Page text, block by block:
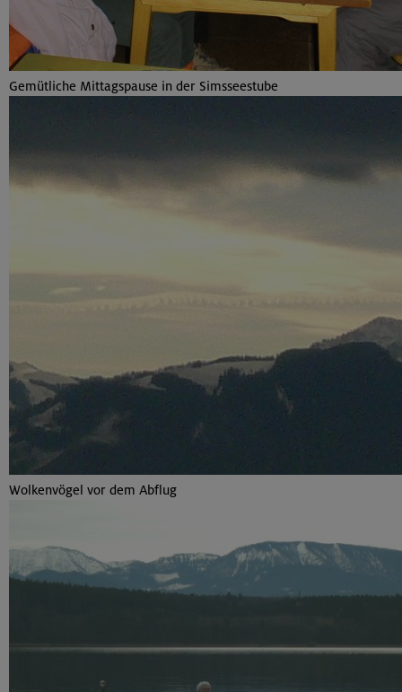
Gemütliche Mittagspause in der Simsseestube
Wolkenvögel vor dem Abflug